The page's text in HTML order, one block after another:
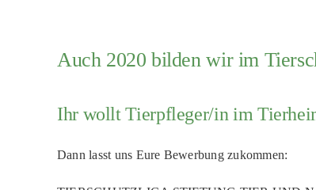
Auch 2020 bilden wir im
Ihr wollt Tierpfleger/in im
Dann lasst uns Eure Bewerbung zukommen: